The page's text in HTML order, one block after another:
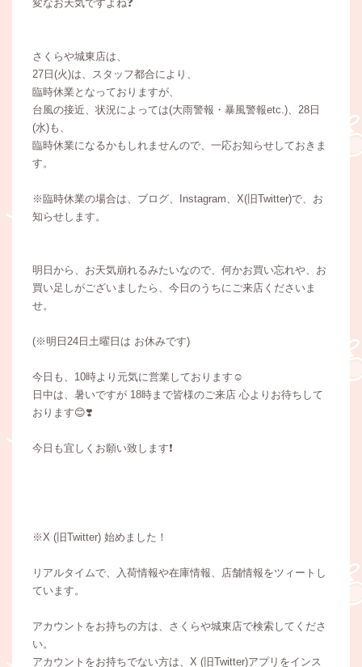
変なお天気ですよね❓
さくらや城東店は、
27日(火)は、スタッフ都合により、
臨時休業となっておりますが、
台風の接近、状況によっては(大雨警報・暴風警報etc.)、28日
(水)も、
臨時休業になるかもしれませんので、一応お知らせしておきま
す。
※臨時休業の場合は、ブログ、Instagram、X(旧Twitter)で、お
知らせします。
明日から、お天気崩れるみたいなので、何かお買い忘れや、お
買い足しがございましたら、今日のうちにご来店くださいま
せ。
(※明日24日土曜日は お休みです)
今日も、10時より元気に営業しております☺️
日中は、暑いですが 18時まで皆様のご来店 心よりお待ちして
おります😊❣️
今日も宜しくお願い致します❗
※X (旧Twitter) 始めました！
リアルタイムで、入荷情報や在庫情報、店舗情報をツィートし
ています。
アカウントをお持ちの方は、さくらや城東店で検索してくださ
い。
アカウントをお持ちでない方は、X (旧Twitter)アプリをインス